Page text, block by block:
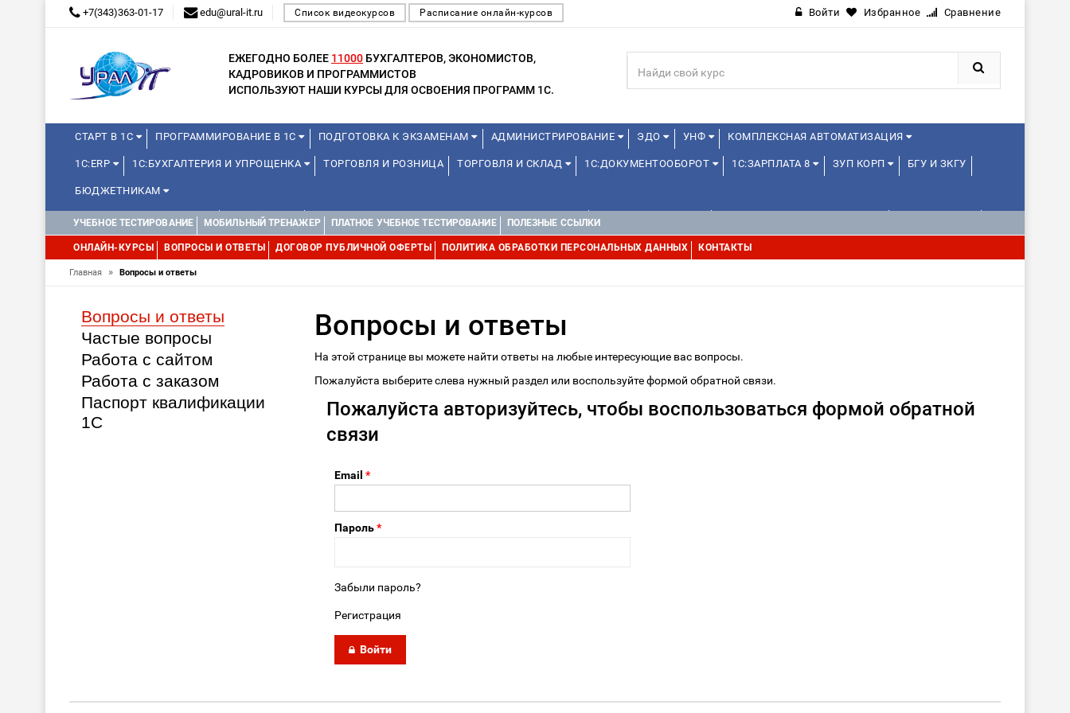
+7(343)363-01-17 edu@ural-it.ru Список видеокурсов Расписание онлайн-курсов Войти Избранное Сравнение
ЕЖЕГОДНО БОЛЕЕ 11000 БУХГАЛТЕРОВ, ЭКОНОМИСТОВ,
КАДРОВИКОВ И ПРОГРАММИСТОВ
ИСПОЛЬЗУЮТ НАШИ КУРСЫ ДЛЯ ОСВОЕНИЯ ПРОГРАММ 1С.
СТАРТ В 1С ПРОГРАММИРОВАНИЕ В 1С ПОДГОТОВКА К ЭКЗАМЕНАМ АДМИНИСТРИРОВАНИЕ ЭДО УНФ КОМПЛЕКСНАЯ АВТОМАТИЗАЦИЯ
1С:ERP 1С:БУХГАЛТЕРИЯ И УПРОЩЕНКА ТОРГОВЛЯ И РОЗНИЦА ТОРГОВЛЯ И СКЛАД 1С:ДОКУМЕНТООБОРОТ 1С:ЗАРПЛАТА 8 ЗУП КОРП БГУ И ЗКГУ
БЮДЖЕТНИКАМ
КУРСЫ ДЛЯ ШКОЛЬНИКОВ МИНИ-КУРСЫ КУРСЫ ДЛЯ ПРЕПОДАВАТЕЛЕЙ ШКОЛЬНЫХ КУРСОВ ДЛЯ ШКОЛЬНИКОВ
ДРУГИЕ 1С:МЕДИЦИНА WEB, JAVA И ANDROID
УЧЕБНОЕ ТЕСТИРОВАНИЕ МОБИЛЬНЫЙ ТРЕНАЖЕР ПЛАТНОЕ УЧЕБНОЕ ТЕСТИРОВАНИЕ ПОЛЕЗНЫЕ ССЫЛКИ
ОНЛАЙН-КУРСЫ ВОПРОСЫ И ОТВЕТЫ ДОГОВОР ПУБЛИЧНОЙ ОФЕРТЫ ПОЛИТИКА ОБРАБОТКИ ПЕРСОНАЛЬНЫХ ДАННЫХ КОНТАКТЫ
Главная » Вопросы и ответы
Вопросы и ответы
Частые вопросы
Работа с сайтом
Работа с заказом
Паспорт квалификации
1С
Вопросы и ответы
На этой странице вы можете найти ответы на любые интересующие вас вопросы.
Пожалуйста выберите слева нужный раздел или воспользуйте формой обратной связи.
Пожалуйста авторизуйтесь, чтобы воспользоваться формой обратной
связи
Email *
Пароль *
Забыли пароль?
Регистрация
Войти